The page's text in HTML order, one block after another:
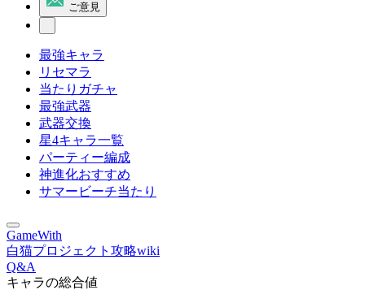
ご意見
最強キャラ
リセマラ
当たりガチャ
最強武器
武器交換
星4キャラ一覧
パーティー編成
神進化おすすめ
サマービーチ当たり
GameWith
白猫プロジェクト攻略wiki
Q&A
キャラの総合値